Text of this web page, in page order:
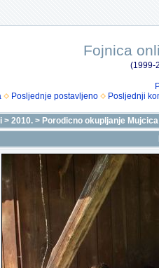
Fojnica
(1999-
Posljednje postavljeno Posljednji
> 2010. > Porodicno okupljanje Mujcica